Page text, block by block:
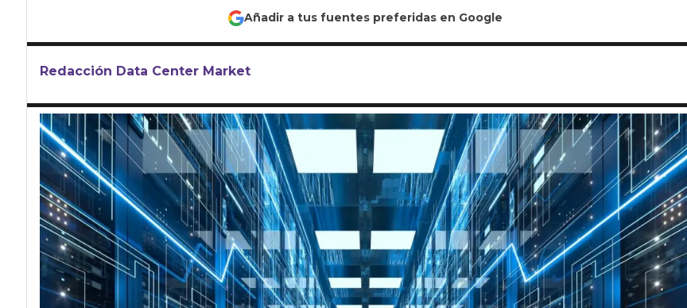
Añadir a tus fuentes preferidas en Google
Redacción Data Center Market